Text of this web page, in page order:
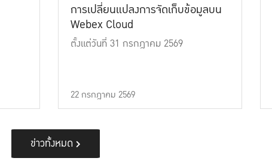
การเปลี่ยนแปลงการจัดเก็บข้อมูลบน
Webex Cloud
ตั้งแต่วันที่ 31 กรกฎาคม 2569
22 กรกฎาคม 2569
ข่าวทั้งหมด